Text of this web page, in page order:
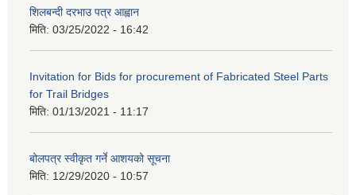
शिलबन्दी दरभाउ पत्र आह्वान
मिति: 03/25/2022 - 16:42
Invitation for Bids for procurement of Fabricated Steel Parts
for Trail Bridges
मिति: 01/13/2021 - 11:17
बोलपत्र स्वीकृत गर्ने आशयको सूचना
मिति: 12/29/2020 - 10:57